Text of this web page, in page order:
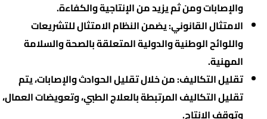
والإصابات ومن ثم يزيد من الإنتاجية والكفاءة.
الامتثال القانوني: يضمن النظام الامتثال للتشريعات
واللوائح الوطنية والدولية المتعلقة بالصحة والسلامة
المهنية.
تقليل التكاليف: من خلال تقليل الحوادث والإصابات، يتم
تقليل التكاليف المرتبطة بالعلاج الطبي، وتعويضات العمال،
وتوقف الإنتاج.